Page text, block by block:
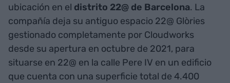
ubicación en el distrito 22@ de Barcelona. La
compañía deja su antiguo espacio 22@ Glòries
gestionado completamente por Cloudworks
desde su apertura en octubre de 2021, para
situarse en 22@ en la calle Pere IV en un edificio
que cuenta con una superficie total de 4.400